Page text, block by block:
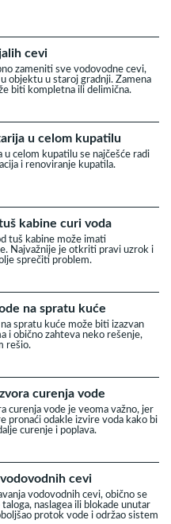
cevi
zameniti sve vodovodne cevi,
objektu u staroj gradnji. Zamena
biti kompletna ili delimična.
u celom kupatilu
u celom kupatilu se najčešće radi
i renoviranje kupatila.
kabine curi voda
tuš kabine može imati
Najvažnije je otkriti pravi uzrok i
sprečiti problem.
na spratu kuće
spratu kuće može biti izazvan
i obično zahteva neko rešenje,
rešio.
curenja vode
curenja vode je veoma važno, jer
pronaći odakle izvire voda kako bi
curenje i poplava.
cevi
vodovodnih cevi, obično se
naslagea ili blokade unutar
protok vode i održao sistem